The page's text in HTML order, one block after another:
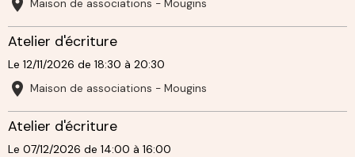
Maison de associations - Mougins
Atelier d'écriture
Le 12/11/2026 de 18:30 à 20:30
Maison de associations - Mougins
Atelier d'écriture
Le 07/12/2026 de 14:00 à 16:00